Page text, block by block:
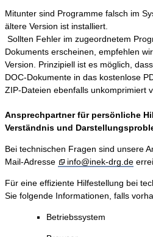
Mitunter sind Programme falsch im
ältere Version ist installiert.
Sollten Fehler im zugeordnetem
Dokuments erscheinen, empfehlen
Version. Prinzipiell ist es möglich,
DOC-Dokumente in das kostenlose
ZIP-Dateien ebenfalls unkomprimiert
Ansprechpartner für persönliche
Verständnis und
Bei technischen Fragen sind unsere
Mail-Adresse
info@inek-drg.de
Für eine effiziente Hilfestellung bei
Sie folgende Informationen, falls
Betriebssystem